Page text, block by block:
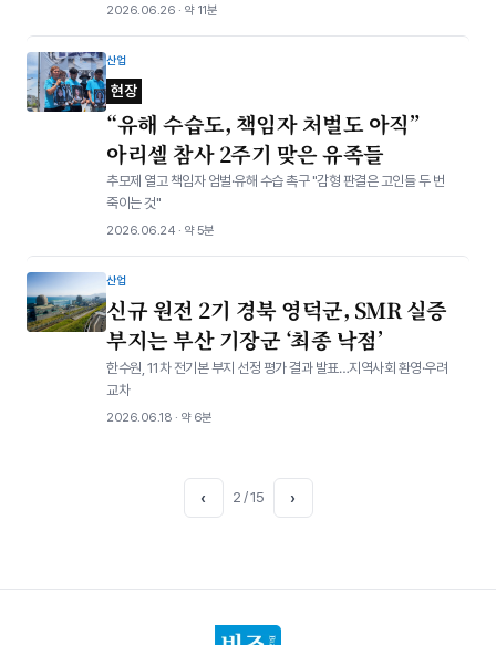
2026.06.26 · 약 11분
산업
현장
“유해 수습도, 책임자 처벌도 아직”
아리셀 참사 2주기 맞은 유족들
추모제 열고 책임자 엄벌·유해 수습 촉구 "감형 판결은 고인들 두 번
죽이는 것"
2026.06.24 · 약 5분
산업
신규 원전 2기 경북 영덕군, SMR 실증
부지는 부산 기장군 ‘최종 낙점’
한수원, 11차 전기본 부지 선정 평가 결과 발표…지역사회 환영·우려
교차
2026.06.18 · 약 6분
‹ 2 / 15 ›